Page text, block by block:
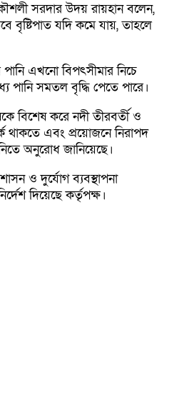
সরদার উদয় রায়হান বলেন,
বৃষ্টিপাত যদি কমে যায়, তাহলে
এখনো বিপৎসীমার নিচে
পানি সমতল বৃদ্ধি পেতে পারে।
বিশেষ করে নদী তীরবর্তী ও
থাকতে এবং প্রয়োজনে নিরাপদ
অনুরোধ জানিয়েছে।
ও দুর্যোগ ব্যবস্থাপনা
দিয়েছে কর্তৃপক্ষ।